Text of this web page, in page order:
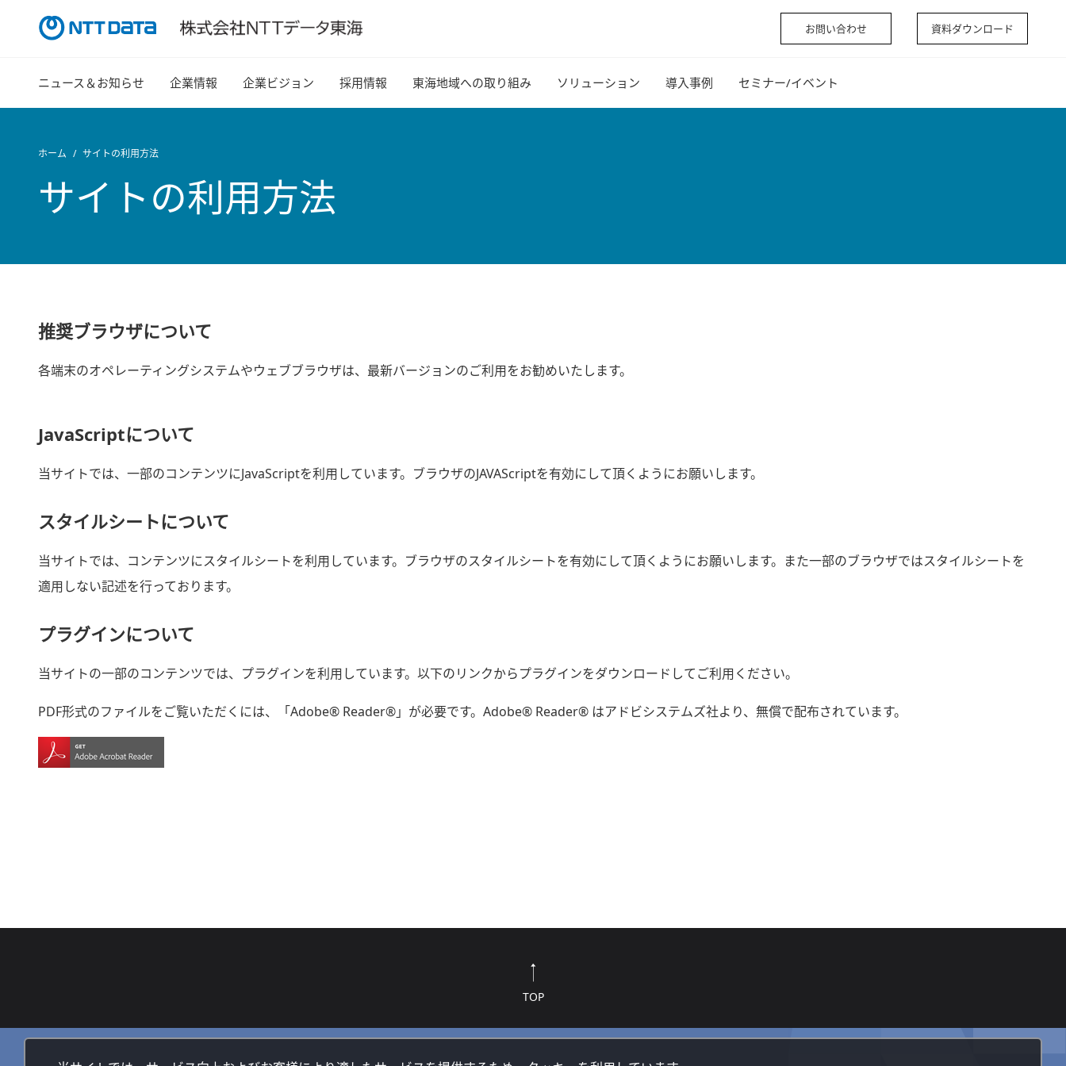
お問い合わせ 資料ダウンロード
ニュース＆お知らせ 企業情報 企業ビジョン 採用情報 東海地域への取り組み ソリューション 導入事例 セミナー/イベント
ホーム サイトの利用方法
サイトの利用方法
推奨ブラウザについて
各端末のオペレーティングシステムやウェブブラウザは、最新バージョンのご利用をお勧めいたします。
JavaScriptについて
当サイトでは、一部のコンテンツにJavaScriptを利用しています。ブラウザのJAVAScriptを有効にして頂くようにお願いします。
スタイルシートについて
当サイトでは、コンテンツにスタイルシートを利用しています。ブラウザのスタイルシートを有効にして頂くようにお願いします。また一部のブラウザではスタイルシートを
適用しない記述を行っております。
プラグインについて
当サイトの一部のコンテンツでは、プラグインを利用しています。以下のリンクからプラグインをダウンロードしてご利用ください。
PDF形式のファイルをご覧いただくには、「Adobe® Reader®」が必要です。Adobe® Reader® はアドビシステムズ社より、無償で配布されています。
TOP